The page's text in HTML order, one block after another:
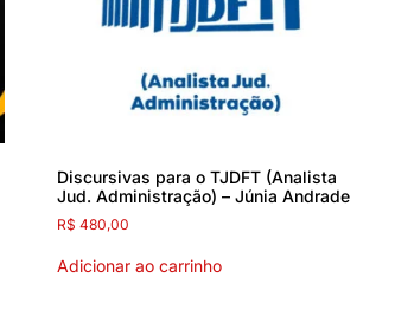
Discursivas para o TJDFT (Analista
Jud. Administração) – Júnia Andrade
R$ 480,00
Adicionar ao carrinho